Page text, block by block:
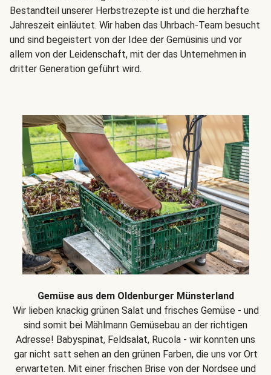
Bestandteil unserer Herbstrezepte ist und die herzhafte
Jahreszeit einläutet. Wir haben das Uhrbach-Team besucht
und sind begeistert von der Idee der Gemüsinis und vor
allem von der Leidenschaft, mit der das Unternehmen in
dritter Generation geführt wird.
Gemüse aus dem Oldenburger Münsterland
Wir lieben knackig grünen Salat und frisches Gemüse - und
sind somit bei Mählmann Gemüsebau an der richtigen
Adresse! Babyspinat, Feldsalat, Rucola - wir konnten uns
gar nicht satt sehen an den grünen Farben, die uns vor Ort
erwarteten. Mit einer frischen Brise von der Nordsee und